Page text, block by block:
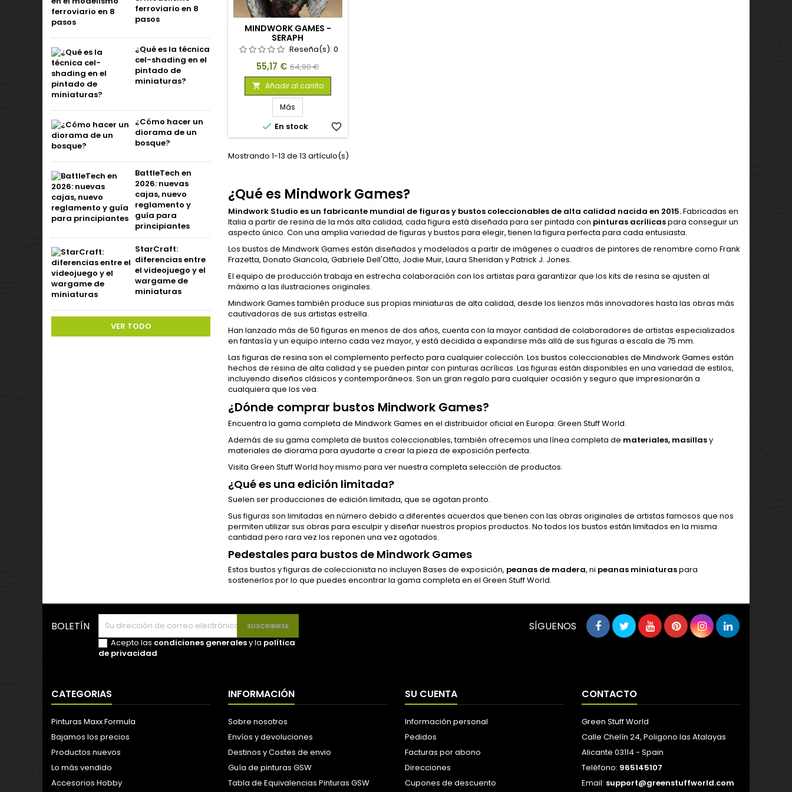
ferroviario en 8
pasos
¿Qué es la técnica
cel-shading en el
pintado de
miniaturas?
¿Cómo hacer un
diorama de un
bosque?
BattleTech en
2026: nuevas
cajas, nuevo
reglamento y
guía para
principiantes
StarCraft:
diferencias entre
el videojuego y el
wargame de
miniaturas
VER TODO
MINDWORK GAMES -
SERAPH
Reseña(s):0
Precio
55,17 € Precio
base
64,90 €
 Añadir al carrito
Más
 En stock favorite_border
Mostrando 1-13 de 13 artículo(s)
¿Qué es Mindwork Games?
Mindwork Studio es un fabricante mundial de figuras y bustos coleccionables de alta calidad nacida en 2015.Fabricadas en
Italia a partir de resina de la más alta calidad, cada figura está diseñada para ser pintada con pinturas acrílicaspara conseguir un
aspecto único. Con una amplia variedad de figuras y bustos para elegir, tienen la figura perfecta para cada entusiasta.
Los bustos de Mindwork Games están diseñados y modelados a partir de imágenes o cuadros de pintores de renombre como Frank
Frazetta, Donato Giancola, Gabriele Dell'Otto, Jodie Muir, Laura Sheridan y Patrick J. Jones.
El equipo de producción trabaja en estrecha colaboración con los artistas para garantizar que los kits de resina se ajusten al
máximo a las ilustraciones originales.
Mindwork Games también produce sus propias miniaturas de alta calidad, desde los lienzos más innovadores hasta las obras más
cautivadoras de sus artistas estrella.
Han lanzado más de 50 figuras en menos de dos años, cuenta con la mayor cantidad de colaboradores de artistas especializados
en fantasía y un equipo interno cada vez mayor, y está decidida a expandirse más allá de sus figuras a escala de 75 mm.
Las figuras de resina son el complemento perfecto para cualquier colección. Los bustos coleccionables de Mindwork Games están
hechos de resina de alta calidad y se pueden pintar con pinturas acrílicas. Las figuras están disponibles en una variedad de estilos,
incluyendo diseños clásicos y contemporáneos. Son un gran regalo para cualquier ocasión y seguro que impresionarán a
cualquiera que los vea.
¿Dónde comprar bustos Mindwork Games?
Encuentra la gama completa de Mindwork Games en el distribuidor oficial en Europa: Green Stuff World.
Además de su gama completa de bustos coleccionables, también ofrecemos una línea completa de materiales, masillasy
materiales de diorama para ayudarte a crear la pieza de exposición perfecta.
Visita Green Stuff World hoy mismo para ver nuestra completa selección de productos.
¿Qué es una edición limitada?
Suelen ser producciones de edición limitada, que se agotan pronto.
Sus figuras son limitadas en número debido a diferentes acuerdos que tienen con las obras originales de artistas famosos que nos
permiten utilizar sus obras para esculpir y diseñar nuestros propios productos. No todos los bustos están limitados en la misma
cantidad pero rara vez los reponen una vez agotados.
Pedestales para bustos de Mindwork Games
Estos bustos y figuras de coleccionista no incluyen Bases de exposición, peanas de madera, ni peanas miniaturaspara
sostenerlos por lo que puedes encontrar la gama completa en el Green Stuff World.
BOLETÍN
Acepto las condiciones generalesy la política
de privacidad
SÍGUENOS
CATEGORIAS
Pinturas Maxx Formula
Bajamos los precios
Productos nuevos
Lo más vendido
Accesorios Hobby
INFORMACIÓN
Sobre nosotros
Envíos y devoluciones
Destinos y Costes de envio
Guía de pinturas GSW
Tabla de Equivalencias Pinturas GSW
SU CUENTA
Información personal
Pedidos
Facturas por abono
Direcciones
Cupones de descuento
CONTACTO
Green Stuff World
Calle Chelín 24, Poligono las Atalayas
Alicante 03114 - Spain
Teléfono: 965145107
Email: support@greenstuffworld.com